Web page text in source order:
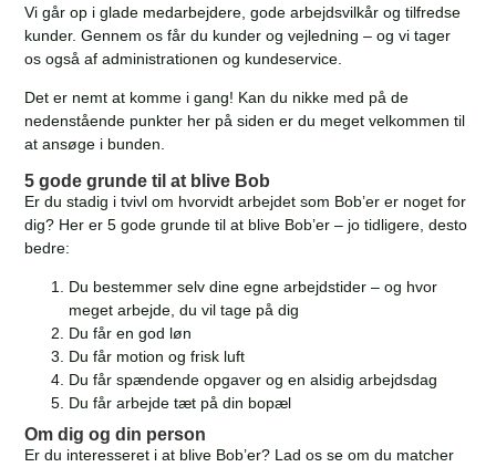
Vi går op i glade medarbejdere, gode arbejdsvilkår og tilfredse
kunder. Gennem os får du kunder og vejledning – og vi tager
os også af administrationen og kundeservice.
Det er nemt at komme i gang! Kan du nikke med på de
nedenstående punkter her på siden er du meget velkommen til
at ansøge i bunden.
5 gode grunde til at blive Bob
Er du stadig i tvivl om hvorvidt arbejdet som Bob’er er noget for
dig? Her er 5 gode grunde til at blive Bob’er – jo tidligere, desto
bedre:
Du bestemmer selv dine egne arbejdstider – og hvor
meget arbejde, du vil tage på dig
Du får en god løn
Du får motion og frisk luft
Du får spændende opgaver og en alsidig arbejdsdag
Du får arbejde tæt på din bopæl
Om dig og din person
Er du interesseret i at blive Bob’er? Lad os se om du matcher